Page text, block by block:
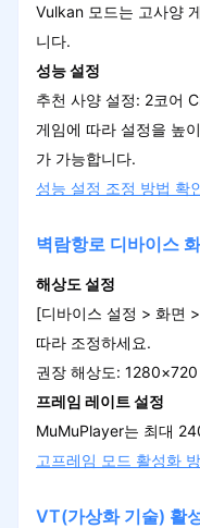
Vulkan 모드는 고사양
니다.
성능 설정
추천 사양 설정: 2코어
게임에 따라 설정을 높
가 가능합니다.
성능 설정 조정 방법 확
벽람항로 디바이스
해상도 설정
[디바이스 설정 > 화면
따라 조정하세요.
권장 해상도:
프레임 레이트 설정
MuMuPlayer는 최대
고프레임 모드 활성화
VT(가상화 기술) 활